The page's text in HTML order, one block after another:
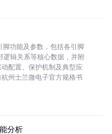
脚功能及参数，包括各引脚
逻辑关系等核心数据，并附
配置、保护机制及典型应
州士兰微电子官方规格书
分析